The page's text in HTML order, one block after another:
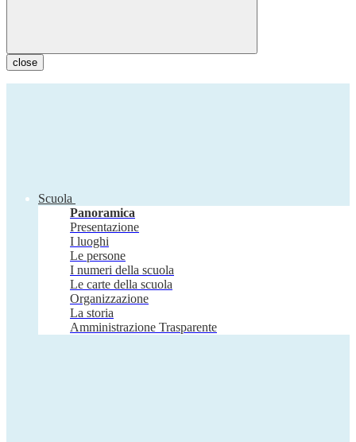
close
Scuola
Panoramica
Presentazione
I luoghi
Le persone
I numeri della scuola
Le carte della scuola
Organizzazione
La storia
Amministrazione Trasparente